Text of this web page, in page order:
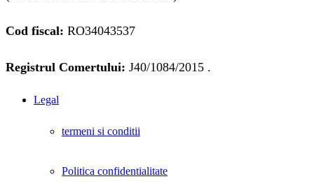
Cod fiscal: RO34043537
Registrul Comertului: J40/1084/2015 .
Legal
termeni si conditii
Politica confidentialitate